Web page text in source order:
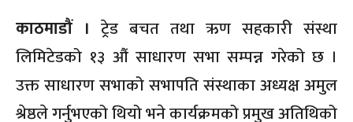
काठमाडौं । ट्रेड बचत तथा ऋण सहकारी संस्था
लिमिटेडको १३ औं साधारण सभा सम्पन्न गरेको छ ।
उक्त साधारण सभाको सभापति संस्थाका अध्यक्ष अमुल
श्रेष्ठले गर्नुभएको थियो भने कार्यक्रमको प्रमुख अतिथिको